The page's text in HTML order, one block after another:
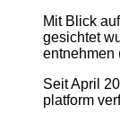
Mit Blick
gesichtet
entnehmen
Seit April
platform